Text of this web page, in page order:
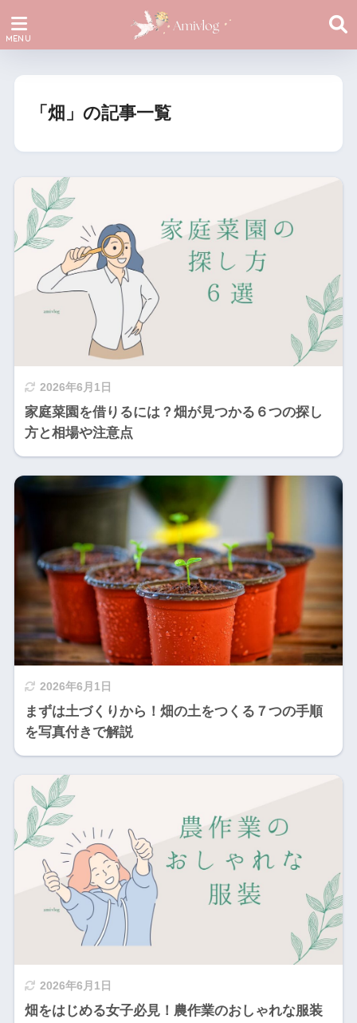
「畑」の記事一覧
2026年6月1日
家庭菜園を借りるには？畑が見つかる６つの探し
方と相場や注意点
2026年6月1日
まずは土づくりから！畑の土をつくる７つの手順
を写真付きで解説
2026年6月1日
畑をはじめる女子必見！農作業のおしゃれな服装